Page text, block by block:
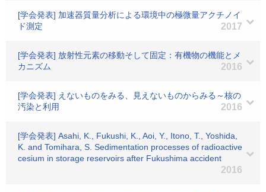
[学会発表] 加速器質量分析による環境中の極微量アクチノイ
ド測定
2017
[学会発表] 放射性元素の移動そして固定：有機物の機能とメ
カニズム
2016
[学会発表] えないものをみる、見えないものからみる～核の
汚染と利用
2016
[学会発表] Asahi, K., Fukushi, K., Aoi, Y., Itono, T., Yoshida,
K. and Tomihara, S. Sedimentation processes of radioactive
cesium in storage reservoirs after Fukushima accident
2016